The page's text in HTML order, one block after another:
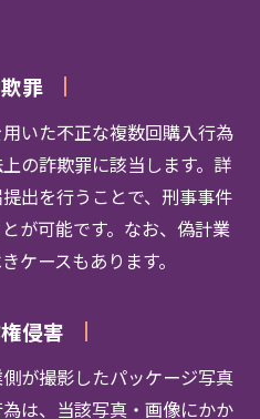
罪
いた不正な複数回購入行為
の詐欺罪に該当します。詳
出を行うことで、刑事事件
が可能です。なお、偽計業
ケースもあります。
侵害
が撮影したパッケージ写真
は、当該写真・画像にかか